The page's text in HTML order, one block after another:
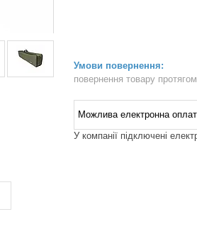
повернення товару
У компанії підключені